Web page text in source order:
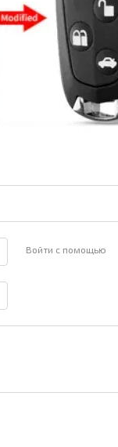
Войти с помощью